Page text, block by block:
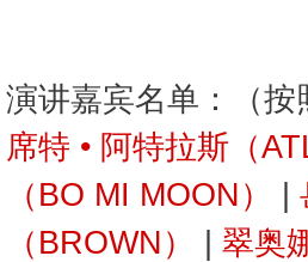
演讲嘉宾名单：（
席特 • 阿特拉斯（
（BO MI MOON）
（BROWN）
翠奥